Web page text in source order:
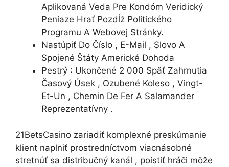
Aplikovaná Veda Pre Kondóm Veridický
Peniaze Hrať Pozdĺž Politického
Programu A Webovej Stránky.
Nastúpiť Do Číslo , E-Mail , Slovo A
Spojené Štáty Americké Dohoda
Pestrý : Ukončené 2 000 Späť Zahrnutia
Časový Úsek , Ozubené Koleso , Vingt-
Et-Un , Chemin De Fer A Salamander
Reprezentatívny .
21BetsCasino zariadiť komplexné preskúmanie
klient naplniť prostredníctvom viacnásobné
stretnúť sa distribučný kanál , poistiť hráči môže